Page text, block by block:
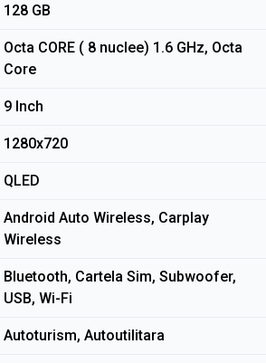
128 GB
Octa CORE ( 8 nuclee) 1.6 GHz, Octa
Core
9 Inch
1280x720
QLED
Android Auto Wireless, Carplay
Wireless
Bluetooth, Cartela Sim, Subwoofer,
USB, Wi-Fi
Autoturism, Autoutilitara